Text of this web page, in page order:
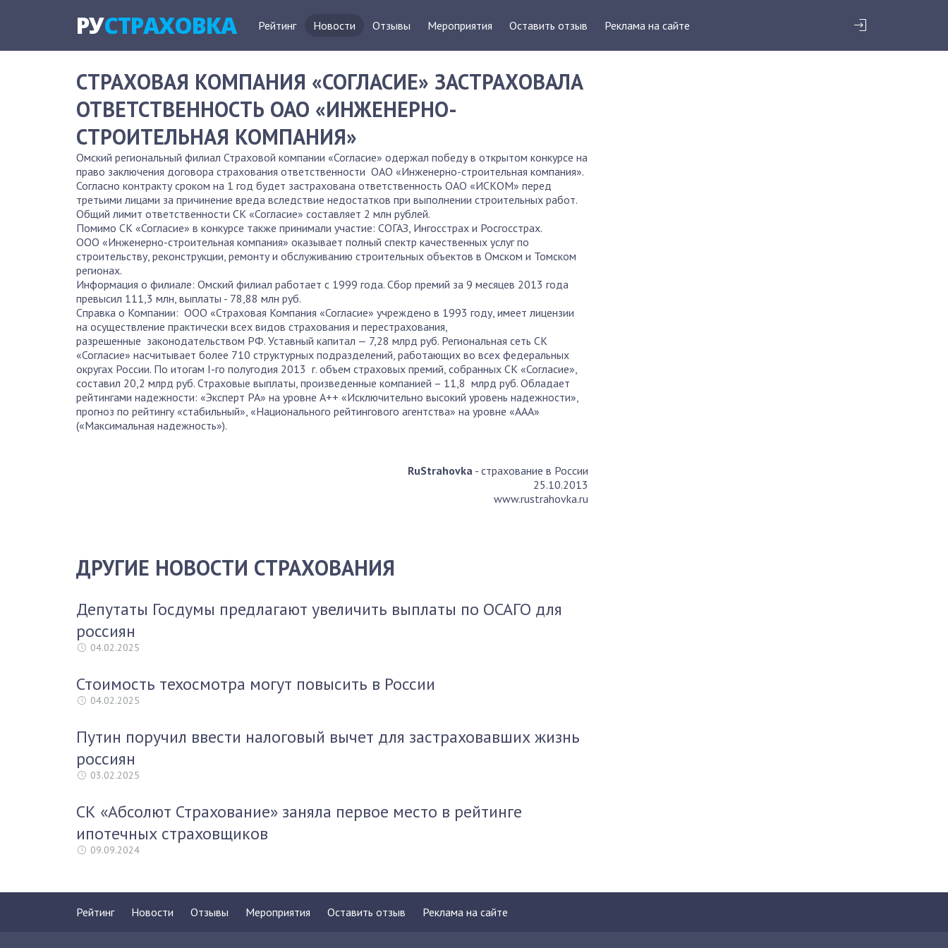
РУСТРАХОВКА Рейтинг Новости Отзывы Мероприятия Оставить отзыв Реклама на сайте
СТРАХОВАЯ КОМПАНИЯ «СОГЛАСИЕ» ЗАСТРАХОВАЛА
ОТВЕТСТВЕННОСТЬ ОАО «ИНЖЕНЕРНО-
СТРОИТЕЛЬНАЯ КОМПАНИЯ»
Омский региональный филиал Страховой компании «Согласие» одержал победу в открытом конкурсе на
право заключения договора страхования ответственности ОАО «Инженерно-строительная компания».
Согласно контракту сроком на 1 год будет застрахована ответственность ОАО «ИСКОМ» перед
третьими лицами за причинение вреда вследствие недостатков при выполнении строительных работ.
Общий лимит ответственности СК «Согласие» составляет 2 млн рублей.
Помимо СК «Согласие» в конкурсе также принимали участие: СОГАЗ, Ингосстрах и Росгосстрах.
ООО «Инженерно-строительная компания» оказывает полный спектр качественных услуг по
строительству, реконструкции, ремонту и обслуживанию строительных объектов в Омском и Томском
регионах.
Информация о филиале: Омский филиал работает с 1999 года. Сбор премий за 9 месяцев 2013 года
превысил 111,3 млн, выплаты - 78,88 млн руб.
Справка о Компании: ООО «Страховая Компания «Согласие» учреждено в 1993 году, имеет лицензии
на осуществление практически всех видов страхования и перестрахования,
разрешенные законодательством РФ. Уставный капитал — 7,28 млрд руб. Региональная сеть СК
«Согласие» насчитывает более 710 структурных подразделений, работающих во всех федеральных
округах России. По итогам I-го полугодия 2013 г. объем страховых премий, собранных СК «Согласие»,
составил 20,2 млрд руб. Страховые выплаты, произведенные компанией – 11,8 млрд руб. Обладает
рейтингами надежности: «Эксперт РА» на уровне А++ «Исключительно высокий уровень надежности»,
прогноз по рейтингу «стабильный», «Национального рейтингового агентства» на уровне «ААА»
(«Максимальная надежность»).
RuStrahovka- страхование в России
25.10.2013
www.rustrahovka.ru
ДРУГИЕ НОВОСТИ СТРАХОВАНИЯ
Депутаты Госдумы предлагают увеличить выплаты по ОСАГО для
россиян
04.02.2025
Стоимость техосмотра могут повысить в России
04.02.2025
Путин поручил ввести налоговый вычет для застраховавших жизнь
россиян
03.02.2025
СК «Абсолют Страхование» заняла первое место в рейтинге
ипотечных страховщиков
09.09.2024
Рейтинг Новости Отзывы Мероприятия Оставить отзыв Реклама на сайте